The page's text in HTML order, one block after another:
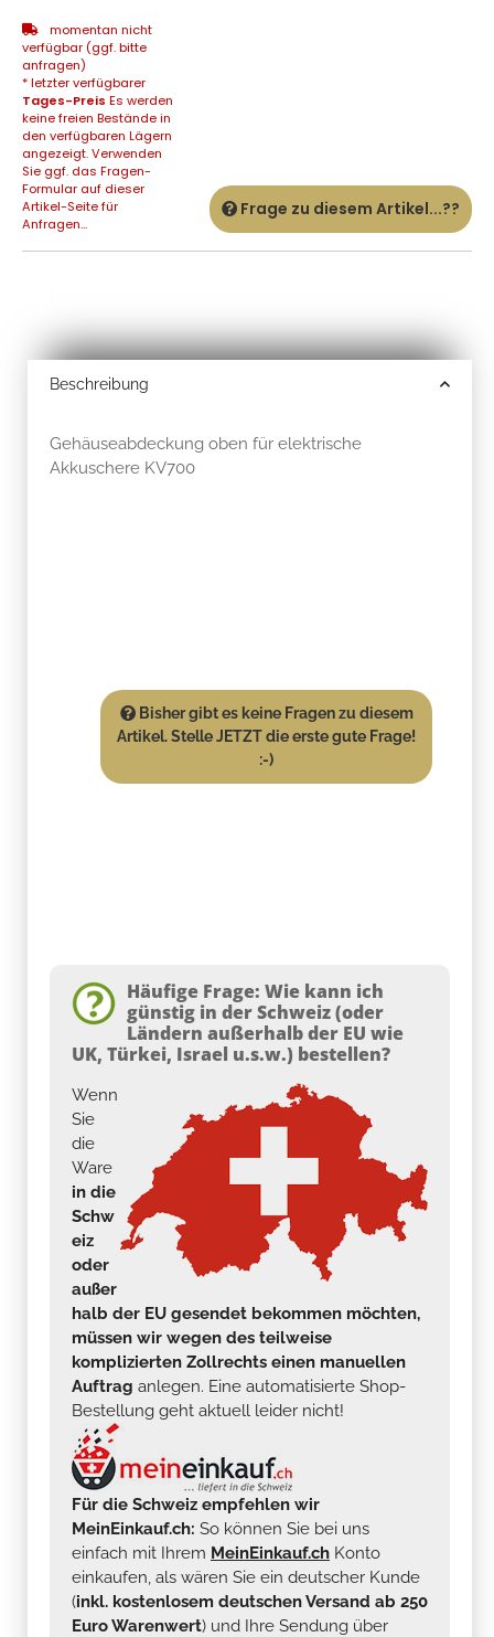
momentan nicht
verfügbar (ggf. bitte
anfragen)
* letzter verfügbarer
Tages-Preis Es werden
keine freien Bestände in
den verfügbaren Lägern
angezeigt. Verwenden
Sie ggf. das Fragen-
Formular auf dieser
Artikel-Seite für
Anfragen...
Frage zu diesem Artikel...??
Beschreibung
Gehäuseabdeckung oben für elektrische
Akkuschere KV700
Bisher gibt es keine Fragen zu diesem
Artikel. Stelle JETZT die erste gute Frage!
:-)
Häufige Frage: Wie kann ich
günstig in der Schweiz (oder
Ländern außerhalb der EU wie
UK, Türkei, Israel u.s.w.) bestellen?
Wenn
Sie
die
Ware
in die
Schw
eiz
oder
außer
halb der EU gesendet bekommen möchten,
müssen wir wegen des teilweise
komplizierten Zollrechts einen manuellen
Auftrag anlegen. Eine automatisierte Shop-
Bestellung geht aktuell leider nicht!
Für die Schweiz empfehlen wir
MeinEinkauf.ch: So können Sie bei uns
einfach mit Ihrem MeinEinkauf.ch Konto
einkaufen, als wären Sie ein deutscher Kunde
(inkl. kostenlosem deutschen Versand ab 250
Euro Warenwert) und Ihre Sendung über